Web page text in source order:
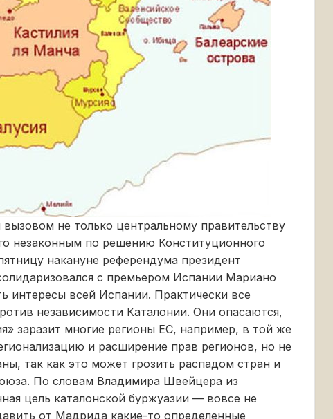
не только центральному правительству
незаконным по решению Конституционного
накануне референдума президент
с премьером Испании Мариано
интересы всей Испании. Практически все
независимости Каталонии. Они опасаются,
заразит многие регионы ЕС, например, в той же
и расширение прав регионов, но не
так как это может грозить распадом стран и
По словам Владимира Швейцера из
цель каталонской буржуазии — вовсе не
от Мадрида какие-то определенные